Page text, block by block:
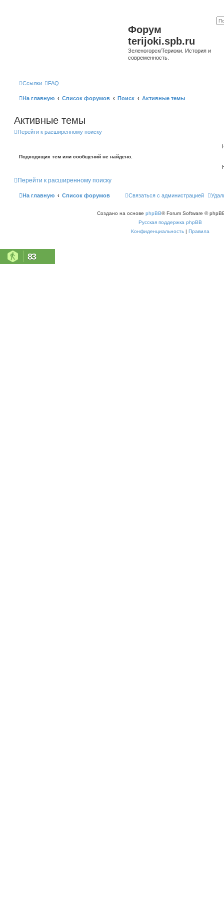
Форум
terijoki.spb.ru
Зеленогорск/Териоки. История и
современность.
Ссылки FAQ
На главную Список форумов Поиск Активные темы
Активные темы
Перейти к расширенному поиску
Подходящих тем или сообщений не найдено.
Перейти к расширенному поиску
На главную Список форумов Связаться с администрацией
Создано на основе phpBB® Forum Software ©
Русская поддержка phpBB
Конфиденциальность | Правила
83